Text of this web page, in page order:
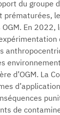
du groupe
En
d’OGM. La
de